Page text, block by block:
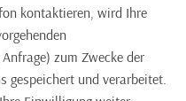
kontaktieren, wird Ihre
zum Zwecke der
gespeichert und verarbeitet.